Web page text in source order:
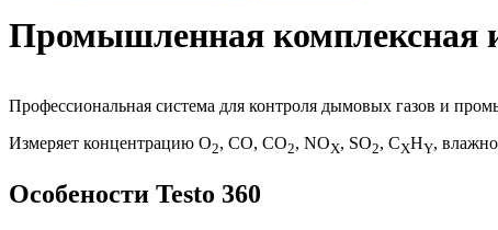
Промышленная комплексная
Профессиональная система для контроля дымовых газов и
Измеряет концентрацию O2, CO, CO2, NOX, SO2, СXНY,
Особености Testo 360